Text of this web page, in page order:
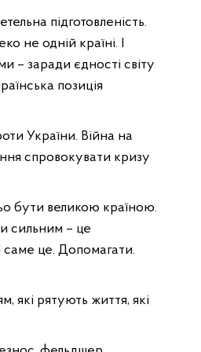
підготовленість.
не одній країні. І
– заради єдності світу
позиція
України. Війна на
спровокувати кризу
бути великою країною.
сильним – це
саме це. Допомагати.
які рятують життя, які